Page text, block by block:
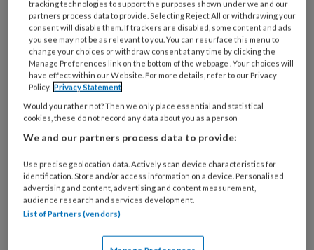
huisarts
Praktijkvoering en
kwaliteitsbeleid
Een huisarts wil vooral kwalitatief
goede zorg leveren aan
patiënten. Maar die rol verandert
voortdurend en er wordt steeds
meer van de huisarts gevraagd.
Huisartsen richten nieuwe
samenwerkingsverbanden op,
zowel met elkaar als met andere
tracking technologies to support the purposes shown under we and our
partners process data to provide. Selecting Reject All or withdrawing your
consent will disable them. If trackers are disabled, some content and ads
you see may not be as relevant to you. You can resurface this menu to
change your choices or withdraw consent at any time by clicking the
Manage Preferences link on the bottom of the webpage . Your choices will
have effect within our Website. For more details, refer to our Privacy
Policy. Privacy Statement
Would you rather not? Then we only place essential and statistical
cookies, these do not record any data about you as a person
We and our partners process data to provide:
Use precise geolocation data. Actively scan device characteristics for
identification. Store and/or access information on a device. Personalised
advertising and content, advertising and content measurement,
audience research and services development.
List of Partners (vendors)